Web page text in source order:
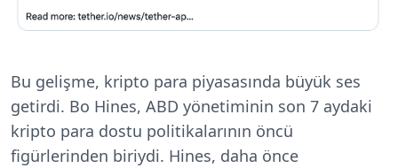
Bu gelişme, kripto para piyasasında büyük ses
getirdi. Bo Hines, ABD yönetiminin son 7 aydaki
kripto para dostu politikalarının öncü
figürlerinden biriydi. Hines, daha önce